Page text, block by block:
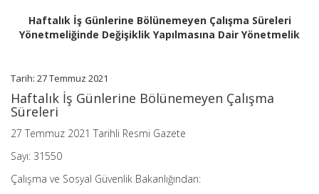
Haftalık İş Günlerine Bölünemeyen Çalışma Süreleri
Yönetmeliğinde Değişiklik Yapılmasına Dair Yönetmelik
Tarih: 27 Temmuz 2021
Haftalık İş Günlerine Bölünemeyen Çalışma
Süreleri
27 Temmuz 2021 Tarihli Resmi Gazete
Sayı: 31550
Çalışma ve Sosyal Güvenlik Bakanlığından: